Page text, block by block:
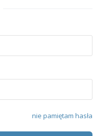
nie pamiętam hasła